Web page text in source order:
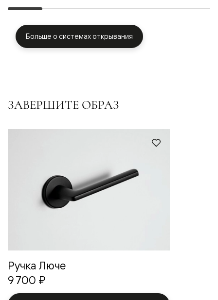
Больше о системах открывания
ЗАВЕРШИТЕ ОБРАЗ
Ручка Люче
9 700 ₽